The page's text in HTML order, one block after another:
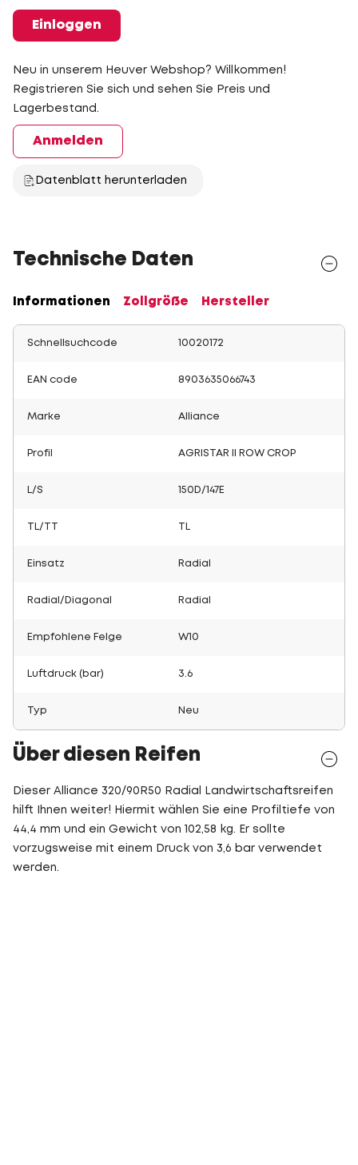
Einloggen
Neu in unserem Heuver Webshop? Willkommen!
Registrieren Sie sich und sehen Sie Preis und
Lagerbestand.
Anmelden
Datenblatt herunterladen
Technische Daten
Informationen Zollgröße Hersteller
Schnellsuchcode 10020172
EAN code 8903635066743
Marke Alliance
Profil AGRISTAR II ROW CROP
L/S 150D/147E
TL/TT
Einsatz Radial
Radial/Diagonal Radial
Empfohlene Felge W10
Luftdruck (bar) 3.6
Typ Neu
Über diesen Reifen
Dieser Alliance 320/90R50 Radial Landwirtschaftsreifen
hilft Ihnen weiter! Hiermit wählen Sie eine Profiltiefe von
44,4 mm und ein Gewicht von 102,58 kg. Er sollte
vorzugsweise mit einem Druck von 3,6 bar verwendet
werden.